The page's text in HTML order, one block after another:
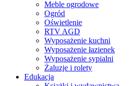
Meble ogrodowe
Ogród
Oświetlenie
RTV AGD
Wyposażenie kuchni
Wyposażenie łazienek
Wyposażenie sypialni
Żaluzje i rolety
Edukacja